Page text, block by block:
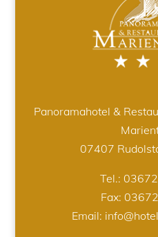
Panoramahotel &
07407
Tel.:
Fax:
Email: